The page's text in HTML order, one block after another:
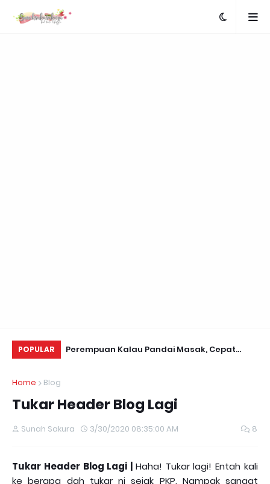
POPULAR
Perempuan Kalau Pandai Masak, Cepat
Home Blog
Tukar Header Blog Lagi
Sunah Sakura 3/30/2020 08:35:00 AM 8
Tukar Header Blog Lagi | Haha! Tukar lagi! Entah kali
ke berapa dah tukar ni sejak PKP. Nampak sangat